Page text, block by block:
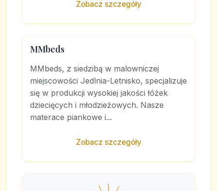
Zobacz szczegóły
MMbeds
MMbeds, z siedzibą w malowniczej
miejscowości Jedlnia-Letnisko, specjalizuje
się w produkcji wysokiej jakości łóżek
dziecięcych i młodzieżowych. Nasze
materace piankowe i...
Zobacz szczegóły